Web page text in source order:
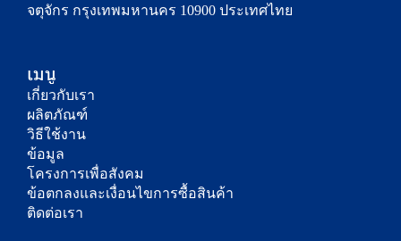
จตุจักร กรุงเทพมหานคร 10900 ประเทศไทย
เมนู
เกี่ยวกับเรา
ผลิตภัณฑ์
วิธีใช้งาน
ข้อมูล
โครงการเพื่อสังคม
ข้อตกลงและเงื่อนไขการซื้อสินค้า
ติดต่อเรา